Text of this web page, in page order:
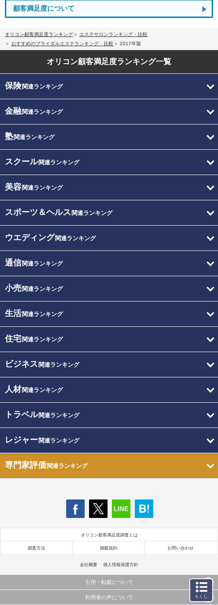
顧客満足度について
オリコン顧客満足度ランキング
エステサロンランキング・比較
おすすめのブライダルエステランキング・比較
2017年版
オリコン顧客満足度ランキング一覧
保険関連ランキング
金融関連ランキング
塾関連ランキング
スクール関連ランキング
美容関連ランキング
スポーツ＆ヘルス 関連ランキング
ウエディング関連ランキング
通信関連ランキング
小売関連ランキング
生活関連ランキング
住宅関連ランキング
ビジネス 関連ランキング
人材関連ランキング
トラベル関連ランキング
レジャー関連ランキング
専門家評価関連ランキング
オリコン顧客満足度調査とは
調査方法 掲載規約 お問い合わせ
会社概要 個人情報保護方針
引用・転載について
当サイトで公開されている情報（文字、写真、イラスト、画像データ等）及びこれらの配置・
利用者の声について もくじ